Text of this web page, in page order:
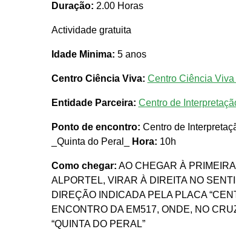
Duração: 2.00 Horas
Actividade gratuita
Idade Minima: 5 anos
Centro Ciência Viva: Centro Ciência
Entidade Parceira: Centro de
Ponto de encontro: Centro de
_Quinta do Peral_
Hora: 10h
Como chegar: AO CHEGAR À
ALPORTEL, VIRAR À DIREITA NO
DIREÇÃO INDICADA PELA PLACA
ENCONTRO DA EM517, ONDE, NO
“QUINTA DO PERAL”